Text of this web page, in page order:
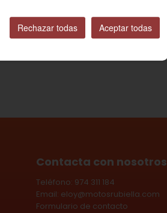
Contacta con nosotros
Teléfono: 974 311 184
Email: eloy@motosrubiella.com
Formulario de contacto
Rechazar todas Aceptar todas